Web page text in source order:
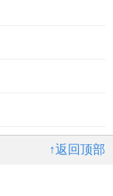
↑返回顶部